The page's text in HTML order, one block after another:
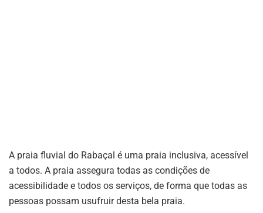
A praia fluvial do Rabaçal é uma praia inclusiva, acessível
a todos. A praia assegura todas as condições de
acessibilidade e todos os serviços, de forma que todas as
pessoas possam usufruir desta bela praia.